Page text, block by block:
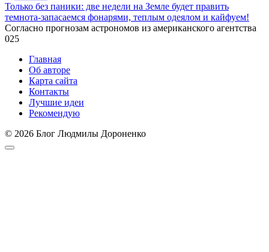
Только без паники: две недели на Земле будет править
темнота-запасаемся фонарями, теплым одеялом и кайфуем!
Согласно прогнозам астрономов из американского агентства
025
Главная
Об авторе
Карта сайта
Контакты
Лучшие идеи
Рекомендую
© 2026 Блог Людмилы Дороненко